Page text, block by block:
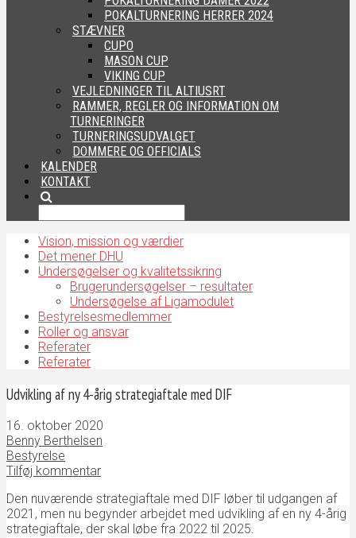
POKALTURNERING HERRER 2024
STÆVNER
CUPO
MASON CUP
VIKING CUP
VEJLEDNINGER TIL ALTIUSRT
RAMMER, REGLER OG INFORMATION OM
TURNERINGER
TURNERINGSUDVALGET
DOMMERE OG OFFICIALS
KALENDER
KONTAKT
Vision, mission og værdier
Det mener DHU
Undersøgelser og kvalitetssikring
Brugerundersøgelser – resultater
Undersøgelse af Ligamodulet
Bestyrelsesmedlemmer
Roller og ansvar
Referater
Referater
Udvikling af ny 4-årig strategiaftale med DIF
16. oktober 2020
Benny Berthelsen
Bestyrelse
Tilføj kommentar
Den nuværende strategiaftale med DIF løber til udgangen af
2021, men nu begynder arbejdet med udvikling af en ny 4-årig
strategiaftale, der skal løbe fra 2022 til 2025.